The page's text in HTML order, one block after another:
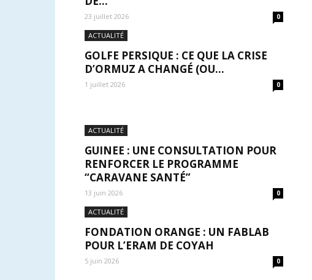
23 juillet 2026 0
ACTUALITÉ
GOLFE PERSIQUE : CE QUE LA CRISE
D’ORMUZ A CHANGÉ (OU...
1 juillet 2026 0
ACTUALITÉ
GUINEE : UNE CONSULTATION POUR
RENFORCER LE PROGRAMME
“CARAVANE SANTÉ”
13 juin 2026 0
ACTUALITÉ
FONDATION ORANGE : UN FABLAB
POUR L’ERAM DE COYAH
5 juin 2026 0